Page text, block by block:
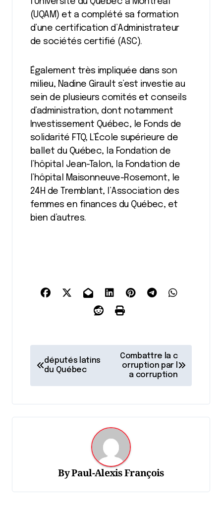
(UQAM) et a complété sa formation
d’une certification d’Administrateur
de sociétés certifié (ASC).
Également très impliquée dans son
milieu, Nadine Girault s’est investie au
sein de plusieurs comités et conseils
d’administration, dont notamment
Investissement Québec, le Fonds de
solidarité FTQ, L’École supérieure de
ballet du Québec, la Fondation de
l’hôpital Jean-Talon, la Fondation de
l’hôpital Maisonneuve-Rosemont, le
24H de Tremblant, l’Association des
femmes en finances du Québec, et
bien d’autres.
v
i
g
députés latins
du Québec
Combattre la c
orruption par l
a corruption
ByPaul-Alexis François